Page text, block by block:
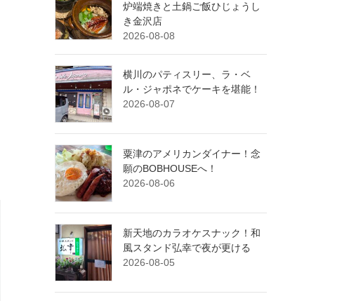
炉端焼きと土鍋ご飯ひじょうし
き金沢店
2026-08-08
横川のパティスリー、ラ・ベ
ル・ジャポネでケーキを堪能！
2026-08-07
粟津のアメリカンダイナー！念
願のBOBHOUSEへ！
2026-08-06
新天地のカラオケスナック！和
風スタンド弘幸で夜が更ける
2026-08-05